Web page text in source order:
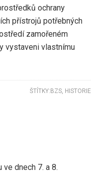
ochrany
přístrojů potřebných
zamořeném
vystaveni vlastnímu
ŠTÍTKY: BZS, HISTORIE
dnech 7. a 8.